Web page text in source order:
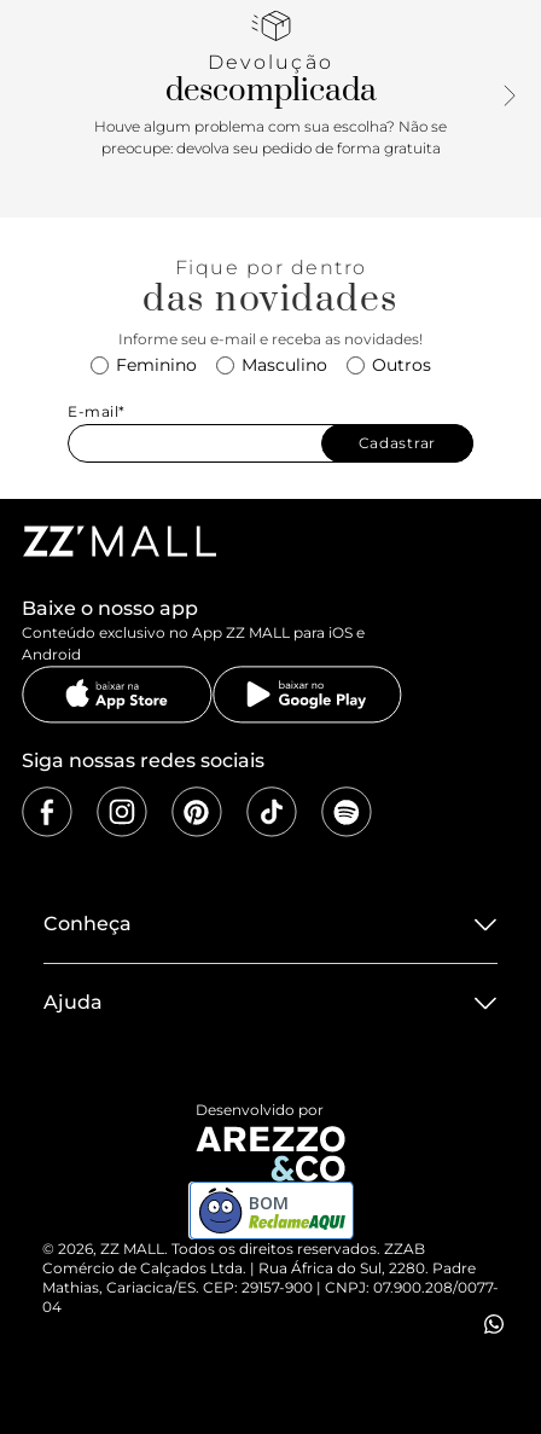
Devolução
descomplicada
Houve algum problema com sua escolha? Não se
preocupe: devolva seu pedido de forma gratuita
Fique por dentro
das novidades
Informe seu e-mail e receba as novidades!
Feminino Masculino Outros
E-mail*
Cadastrar
Baixe o nosso app
Conteúdo exclusivo no App ZZ MALL para iOS e
Android
Siga nossas redes sociais
Conheça
Termos de Uso
ZZ MALL é confiável
Cartão Presente
Vendas Corporativas
Ajuda
Devolução do Produto
Compre pelo WhatsApp
© 2026, ZZ MALL. Todos os direitos reservados. ZZAB
Comércio de Calçados Ltda. | Rua África do Sul, 2280. Padre
Mathias, Cariacica/ES. CEP: 29157-900 | CNPJ: 07.900.208/0077-
04
Desenvolvido por
BOM